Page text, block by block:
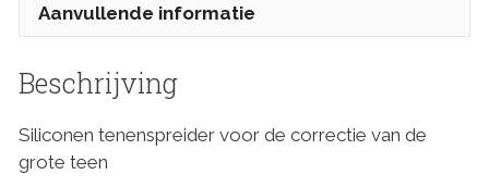
Aanvullende informatie
Beschrijving
Siliconen tenenspreider voor de correctie van de
grote teen